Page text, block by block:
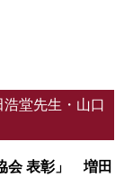
浩堂先生・山口
協会 表彰」増田